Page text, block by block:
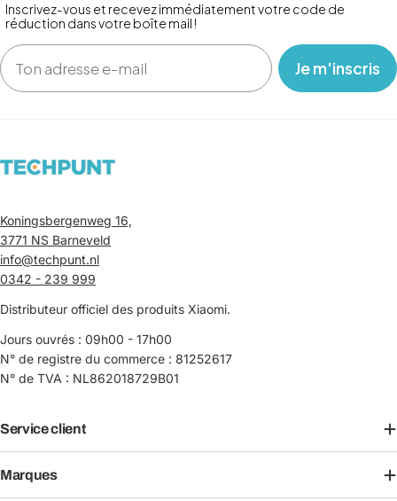
Inscrivez-vous et recevez immédiatement votre code de
réduction dans votre boîte mail !
Email
‎ ‎ ‎ Je m'inscris ‎ ‎ ‎
Koningsbergenweg 16,
3771 NS Barneveld
info@techpunt.nl
0342 - 239 999
Distributeur officiel des produits Xiaomi.
Jours ouvrés : 09h00 - 17h00
N° de registre du commerce : 81252617
N° de TVA : NL862018729B01
Service client
Marques